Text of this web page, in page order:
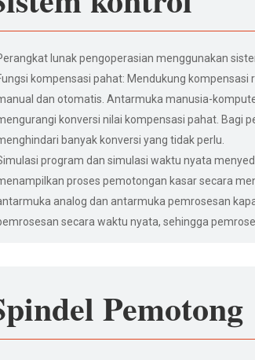
lunak pengoperasian menggunakan
kompensasi pahat: Mendukung
dan otomatis. Antarmuka manusia-
konversi nilai kompensasi pahat. Bagi
banyak konversi yang tidak perlu.
program dan simulasi waktu nyata
proses pemotongan kasar secara
analog dan antarmuka pemrosesan
secara waktu nyata, sehingga
Pemotong